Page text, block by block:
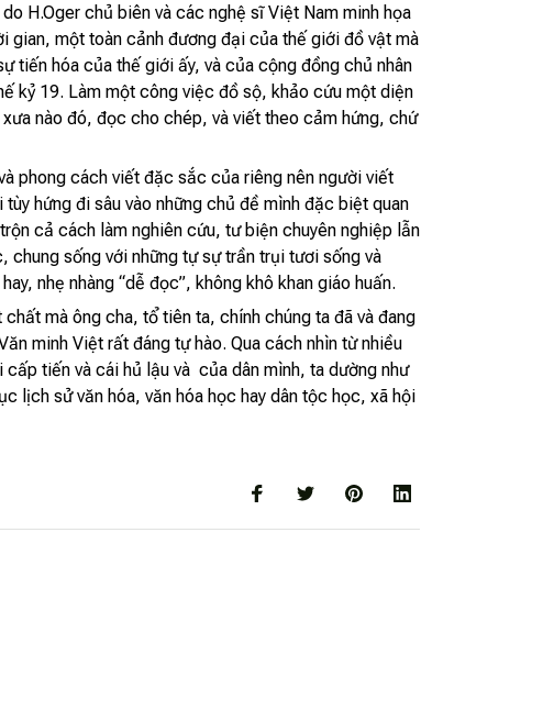
H.Oger chủ biên và các nghệ sĩ Việt Nam minh họa
gian, một toàn cảnh đương đại của thế giới đồ vật mà
tiến hóa của thế giới ấy, và của cộng đồng chủ nhân
kỷ 19. Làm một công việc đồ sộ, khảo cứu một diện
nào đó, đọc cho chép, và viết theo cảm hứng, chứ
phong cách viết đặc sắc của riêng nên người viết
hứng đi sâu vào những chủ đề mình đặc biệt quan
cả cách làm nghiên cứu, tư biện chuyên nghiệp lẫn
chung sống với những tự sự trần trụi tươi sống và
nhẹ nhàng “dễ đọc”, không khô khan giáo huấn.
mà ông cha, tổ tiên ta, chính chúng ta đã và đang
minh Việt rất đáng tự hào. Qua cách nhìn từ nhiều
tiến và cái hủ lậu và của dân mình, ta dường như
lịch sử văn hóa, văn hóa học hay dân tộc học, xã hội